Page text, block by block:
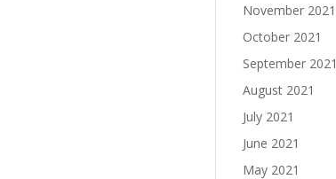
November 2021
October 2021
September 2021
August 2021
July 2021
June 2021
May 2021